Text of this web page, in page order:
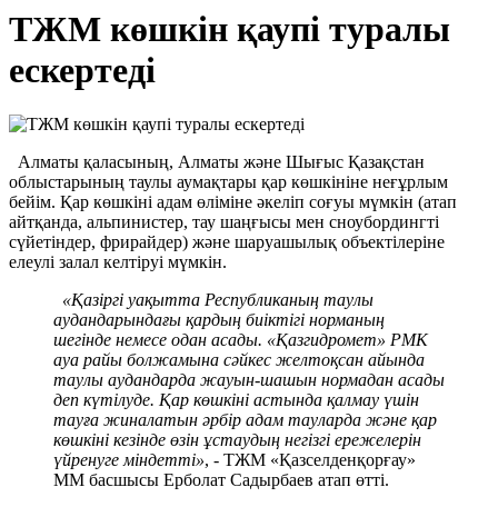
ТЖМ көшкін қаупі туралы
ескертеді
Алматы қаласының, Алматы және Шығыс Қазақстан
облыстарының таулы аумақтары қар көшкініне неғұрлым
бейім. Қар көшкіні адам өліміне әкеліп соғуы мүмкін (атап
айтқанда, альпинистер, тау шаңғысы мен сноубордингті
сүйетіндер, фрирайдер) және шаруашылық объектілеріне
елеулі залал келтіруі мүмкін.
«Қазіргі уақытта Республиканың таулы
аудандарындағы қардың биіктігі норманың
шегінде немесе одан асады. «Қазгидромет» РМК
ауа райы болжамына сәйкес желтоқсан айында
таулы аудандарда жауын-шашын нормадан асады
деп күтілуде. Қар көшкіні астында қалмау үшін
тауға жиналатын әрбір адам тауларда және қар
көшкіні кезінде өзін ұстаудың негізгі ережелерін
үйренуге міндетті», - ТЖМ «Қазселденқорғау»
ММ басшысы Ерболат Садырбаев атап өтті.